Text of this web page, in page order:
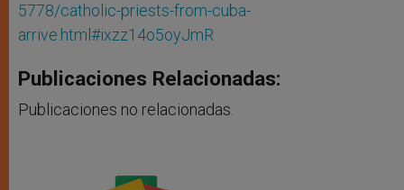
5778/catholic-priests-from-cuba-
arrive.html#ixzz14o5oyJmR
Publicaciones Relacionadas:
Publicaciones no relacionadas.